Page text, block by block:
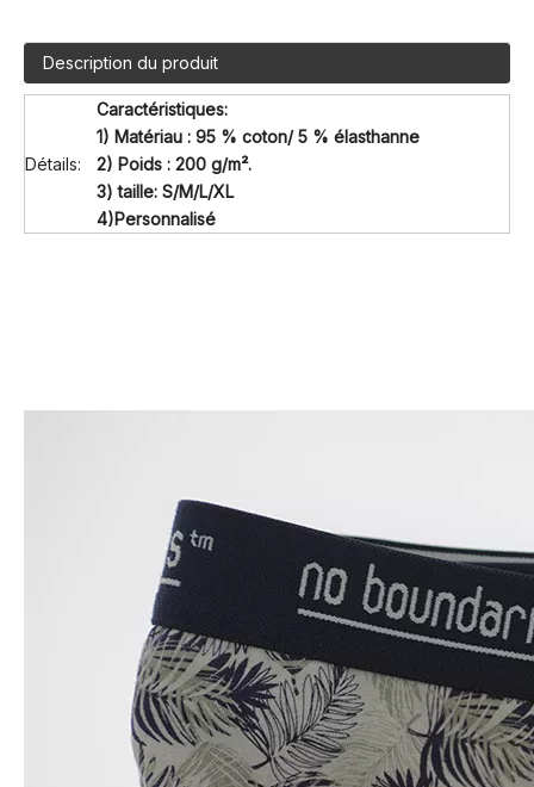
Description du produit
Détails:
Caractéristiques:
1) Matériau : 95 % coton/ 5 % élasthanne
2) Poids : 200 g/m².
3) taille: S/M/L/XL
4)Personnalisé